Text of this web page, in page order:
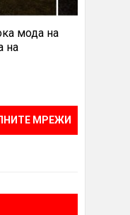
мода на
на
МРЕЖИ